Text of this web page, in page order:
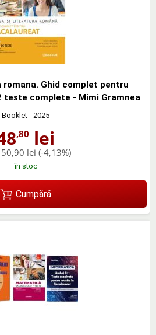
Ghid complet pentru
teste complete - Mimi Gramnea
Booklet - 2025
,80 lei
50,90 lei (-4,13%)
în stoc
Cumpără